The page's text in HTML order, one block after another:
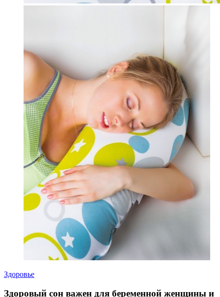
Здоровье
Здоровый сон важен для беременной женщины и